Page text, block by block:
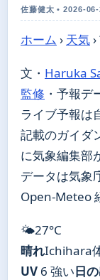
佐藤健太 • 2026-
ホーム › 天気›
文・ Haruka
監修 ・ 予報デ
ライブ予報は
記載のガイダ
に気象編集部
データは気象
Open-Meteo
🌤️27°C
晴れIchihara
UV 6 強い日